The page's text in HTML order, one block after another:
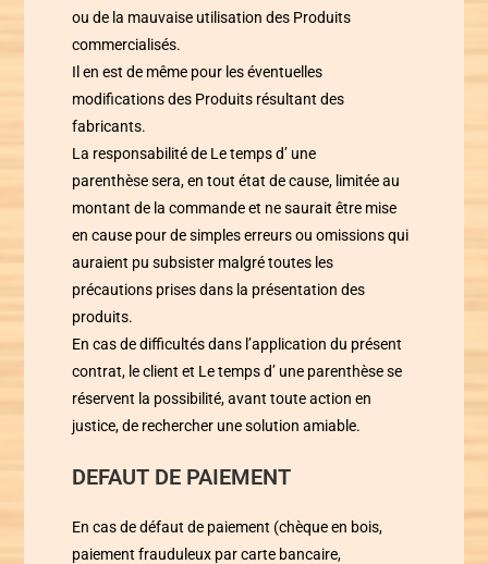
ou de la mauvaise utilisation des Produits
commercialisés.
Il en est de même pour les éventuelles
modifications des Produits résultant des
fabricants.
La responsabilité de Le temps d’ une
parenthèsesera, en tout état de cause, limitée au
montant de la commande et ne saurait être mise
en cause pour de simples erreurs ou omissions qui
auraient pu subsister malgré toutes les
précautions prises dans la présentation des
produits.
En cas de difficultés dans l’application du présent
contrat, le client et Le temps d’ une parenthèsese
réservent la possibilité, avant toute action en
justice, de rechercher une solution amiable.
DEFAUT DE PAIEMENT
En cas de défaut de paiement (chèque en bois,
paiement frauduleux par carte bancaire,